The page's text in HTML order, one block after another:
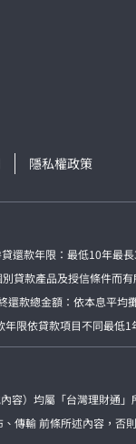
隱私權政策
還款年限：最低10年
貸款產品及授信條件
款總金額：依本息平
限依貸款項目不同最低
）均屬「台灣理財通
傳輸 前條所述內容，否